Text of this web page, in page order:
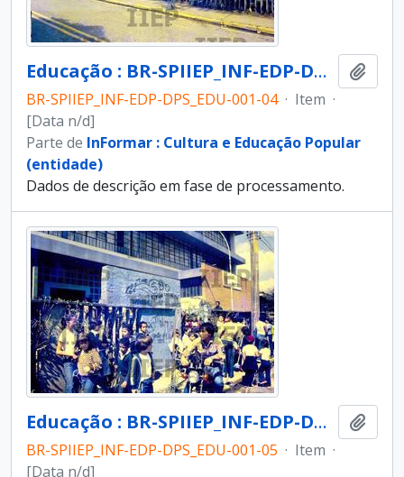
Educação : BR-SPIIEP_INF-EDP-DPS_EDU-001-04 [diapositivo]
BR-SPIIEP_INF-EDP-DPS_EDU-001-04 · Item ·
[Data n/d]
Parte de InFormar : Cultura e Educação Popular
(entidade)
Dados de descrição em fase de processamento.
Educação : BR-SPIIEP_INF-EDP-DPS_EDU-001-05 [diapositivo]
BR-SPIIEP_INF-EDP-DPS_EDU-001-05 · Item ·
[Data n/d]